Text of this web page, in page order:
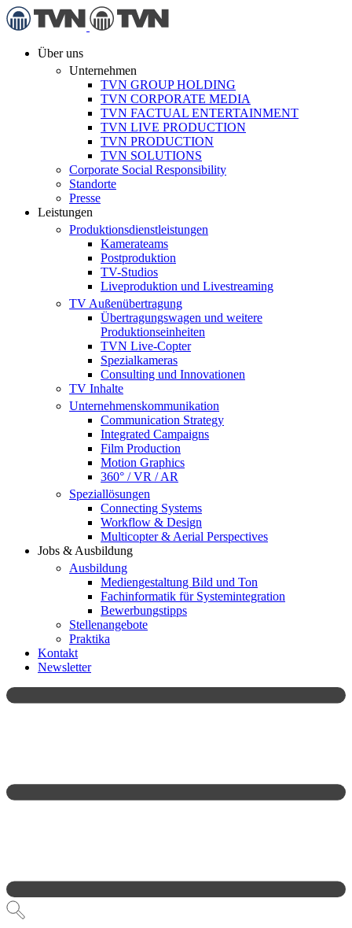
Über uns
Unternehmen
TVN GROUP HOLDING
TVN CORPORATE MEDIA
TVN FACTUAL ENTERTAINMENT
TVN LIVE PRODUCTION
TVN PRODUCTION
TVN SOLUTIONS
Corporate Social Responsibility
Standorte
Presse
Leistungen
Produktionsdienstleistungen
Kamerateams
Postproduktion
TV-Studios
Liveproduktion und Livestreaming
TV Außenübertragung
Übertragungswagen und weitere
Produktionseinheiten
TVN Live-Copter
Spezialkameras
Consulting und Innovationen
TV Inhalte
Unternehmenskommunikation
Communication Strategy
Integrated Campaigns
Film Production
Motion Graphics
360° / VR / AR
Speziallösungen
Connecting Systems
Workflow & Design
Multicopter & Aerial Perspectives
Jobs & Ausbildung
Ausbildung
Mediengestaltung Bild und Ton
Fachinformatik für Systemintegration
Bewerbungstipps
Stellenangebote
Praktika
Kontakt
Newsletter